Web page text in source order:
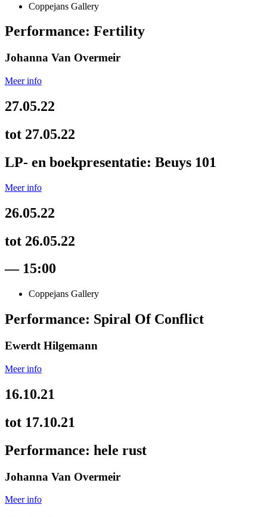
Coppejans Gallery
Performance: Fertility
Johanna Van Overmeir
Meer info
27.05.22
tot 27.05.22
LP- en boekpresentatie: Beuys 101
Meer info
26.05.22
tot 26.05.22
— 15:00
Coppejans Gallery
Performance: Spiral Of Conflict
Ewerdt Hilgemann
Meer info
16.10.21
tot 17.10.21
Performance: hele rust
Johanna Van Overmeir
Meer info